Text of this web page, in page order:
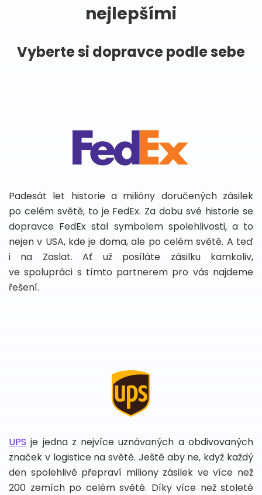
nejlepšími
Vyberte si dopravce podle sebe
Padesát let historie a milióny doručených zásilek
po celém světě, to je FedEx. Za dobu své historie se
dopravce FedEx stal symbolem spolehlivosti, a to
nejen v USA, kde je doma, ale po celém světě. A teď
i na Zaslat. Ať už posíláte zásilku kamkoliv,
ve spolupráci s tímto partnerem pro vás najdeme
řešení.
UPS je jedna z nejvíce uznávaných a obdivovaných
značek v logistice na světě. Ještě aby ne, když každý
den spolehlivě přepraví miliony zásilek ve více než
200 zemích po celém světě. Díky více než stoleté